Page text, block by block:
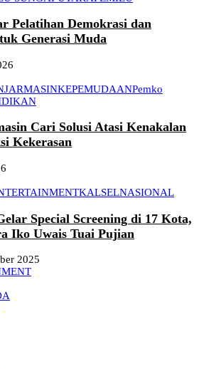
Pelatihan Demokrasi dan
Generasi Muda
KEPEMUDAANPemko
Cari Solusi Atasi Kenakalan
Kekerasan
KALSELNASIONAL
Special Screening di 17 Kota,
Iko Uwais Tuai Pujian
2025